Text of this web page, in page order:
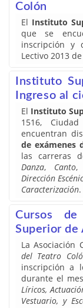
Colón
El Instituto
que se
inscripción y
Lectivo 2013
Instituto
Ingreso al
El Instituto
1516,
encuentran
de exámenes
las carreras
Danza, Canto,
Dirección
Caracterización.
Cursos
Superior de
La Asociación
del Teatro
inscripción a
durante el
Líricos,
Vestuario, y